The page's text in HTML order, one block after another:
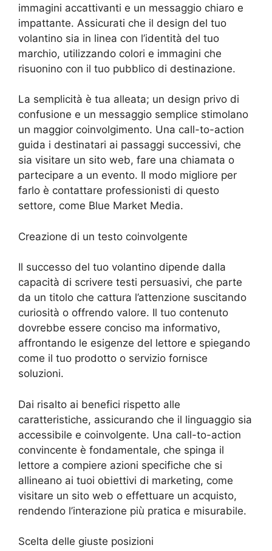
immagini accattivanti e un messaggio chiaro e
impattante. Assicurati che il design del tuo
volantino sia in linea con l’identità del tuo
marchio, utilizzando colori e immagini che
risuonino con il tuo pubblico di destinazione.
La semplicità è tua alleata; un design privo di
confusione e un messaggio semplice stimolano
un maggior coinvolgimento. Una call-to-action
guida i destinatari ai passaggi successivi, che
sia visitare un sito web, fare una chiamata o
partecipare a un evento. Il modo migliore per
farlo è contattare professionisti di questo
settore, come Blue Market Media.
Creazione di un testo coinvolgente
Il successo del tuo volantino dipende dalla
capacità di scrivere testi persuasivi, che parte
da un titolo che cattura l’attenzione suscitando
curiosità o offrendo valore. Il tuo contenuto
dovrebbe essere conciso ma informativo,
affrontando le esigenze del lettore e spiegando
come il tuo prodotto o servizio fornisce
soluzioni.
Dai risalto ai benefici rispetto alle
caratteristiche, assicurando che il linguaggio sia
accessibile e coinvolgente. Una call-to-action
convincente è fondamentale, che spinga il
lettore a compiere azioni specifiche che si
allineano ai tuoi obiettivi di marketing, come
visitare un sito web o effettuare un acquisto,
rendendo l’interazione più pratica e misurabile.
Scelta delle giuste posizioni